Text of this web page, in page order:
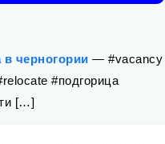
в черногории — #vacancy
#подгорица
[…]